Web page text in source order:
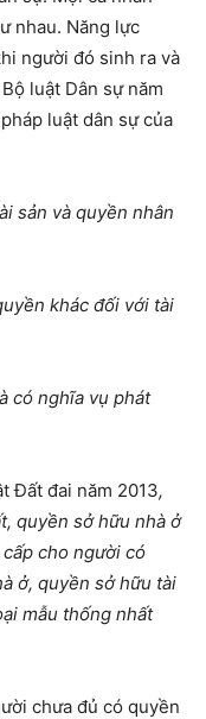
nhau. Năng lực
người đó sinh ra và
luật Dân sự năm
luật dân sự của
sản và quyền nhân
khác đối với tài
có nghĩa vụ phát
Đất đai năm 2013,
quyền sở hữu nhà ở
cho người có
ở, quyền sở hữu tài
mẫu thống nhất
chưa đủ có quyền